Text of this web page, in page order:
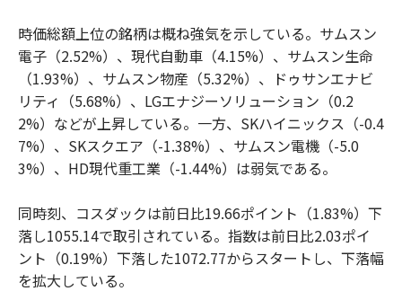
時価総額上位の銘柄は概ね強気を示している。サムスン
電子（2.52%）、現代自動車（4.15%）、サムスン生命
（1.93%）、サムスン物産（5.32%）、ドゥサンエナビ
リティ（5.68%）、LGエナジーソリューション（0.2
2%）などが上昇している。一方、SKハイニックス（-0.4
7%）、SKスクエア（-1.38%）、サムスン電機（-5.0
3%）、HD現代重工業（-1.44%）は弱気である。
同時刻、コスダックは前日比19.66ポイント（1.83%）下
落し1055.14で取引されている。指数は前日比2.03ポイ
ント（0.19%）下落した1072.77からスタートし、下落幅
を拡大している。